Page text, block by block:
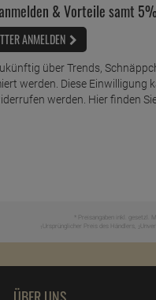
& Vorteile samt
ANMELDEN
über Trends,
werden. Diese Einwilligung
werden. Hier finden
* Preisangaben inkl. gesetzl.
Ursprünglicher Preis des Händlers,